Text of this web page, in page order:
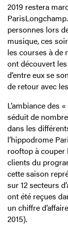
2019 restera
personnes lors
musique, ces
les courses à de
ont découvert
d’entre eux se
de retour avec
L’ambiance des
séduit de
dans les
l’hippodrome
rooftop à couper
clients du
cette saison
sur 12 secteurs
ont été reçues
un chiffre
2015).